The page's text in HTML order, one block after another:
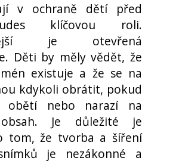
v ochraně dětí před
klíčovou roli.
je otevřená
Děti by měly vědět, že
existuje a že se na
kdykoli obrátit, pokud
obětí nebo narazí na
Je důležité je
tom, že tvorba a šíření
je nezákonné a